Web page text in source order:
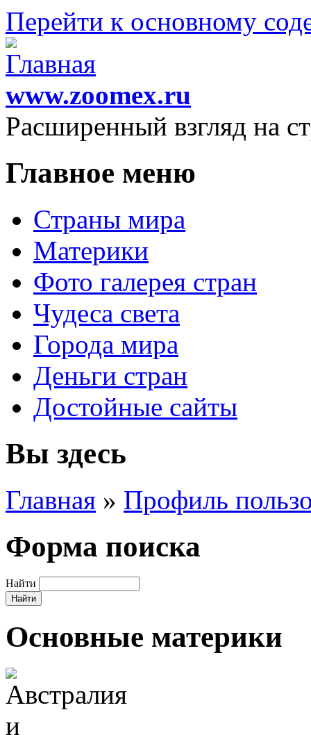
Перейти к основному
www.zoomex.ru
Расширенный взгляд на
Главное меню
Страны мира
Материки
Фото галерея стран
Чудеса света
Города мира
Деньги стран
Достойные сайты
Вы здесь
Главная » Профиль
Форма поиска
Найти
Основные материки